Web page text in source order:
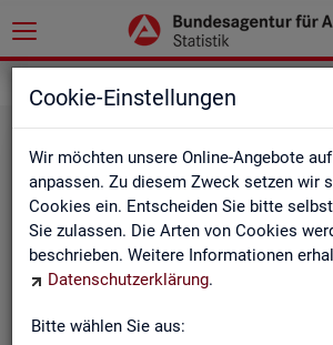
Cookie-Einstellungen
Wir möchten unsere Online-Angebote
anpassen. Zu diesem Zweck setzen wir
Cookies ein. Entscheiden Sie bitte
Sie zulassen. Die Arten von Cookies
beschrieben. Weitere Informationen
Datenschutzerklärung.
Bitte wählen Sie aus:
Ge­set­ze und
Die Gesetze und Verordnungen, die